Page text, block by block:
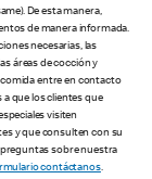
De esta manera,
de manera informada.
necesarias, las
áreas de cocción y
comida entre en contacto
que los clientes que
visiten
y que consulten con su
preguntas sobre nuestra
contáctanos.